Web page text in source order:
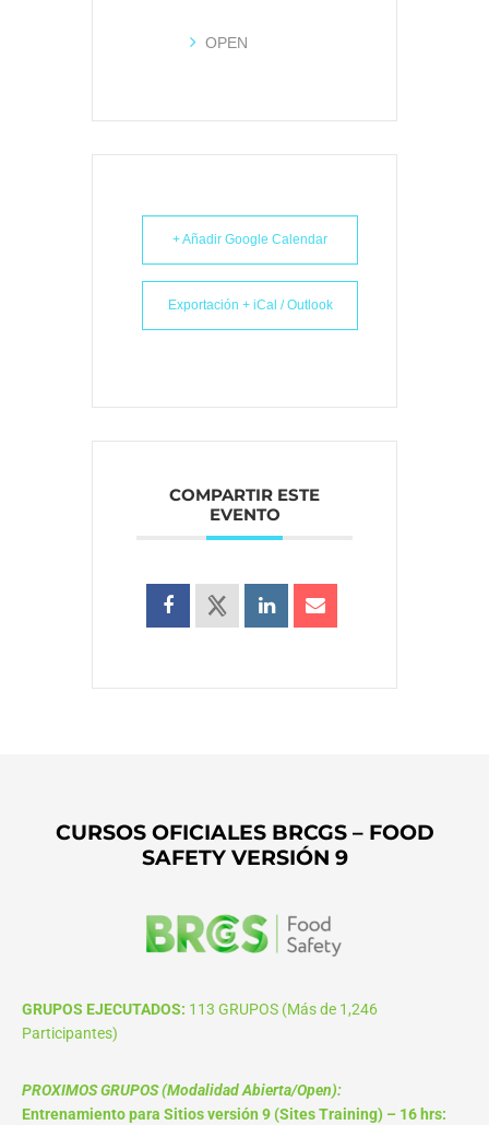
OPEN
+ Añadir Google Calendar
Exportación + iCal / Outlook
COMPARTIR ESTE
EVENTO
CURSOS OFICIALES BRCGS – FOOD
SAFETY VERSIÓN 9
GRUPOS EJECUTADOS: 113 GRUPOS (Más de 1,246
Participantes)
PROXIMOS GRUPOS (Modalidad Abierta/Open):
Entrenamiento para Sitios versión 9 (Sites Training) – 16 hrs: